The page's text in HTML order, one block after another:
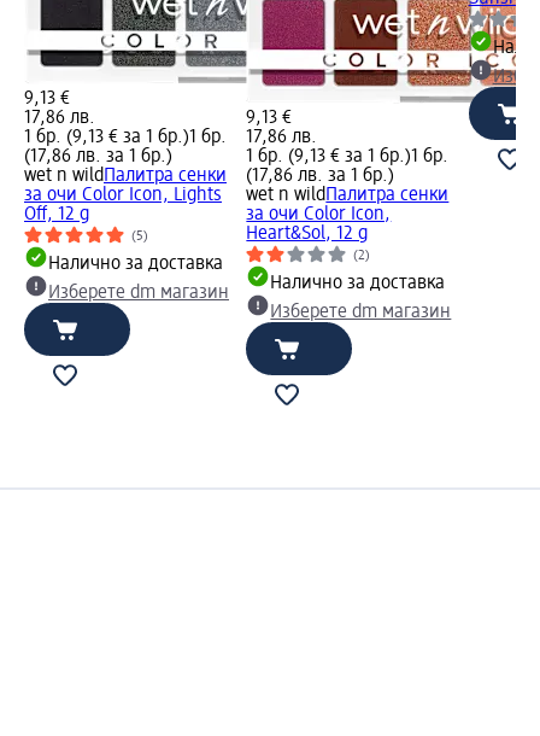
9,13 €
17,86 лв.
1 бр. (9,13 € за 1 бр.)1 бр.
(17,86 лв. за 1 бр.)
wet n wild Палитра сенки
за очи Color Icon, Lights
Off, 12 g
(5)
Налично за доставка
Изберете dm магазин
9,13 €
17,86 лв.
1 бр. (9,13 € за 1 бр.)1 бр.
(17,86 лв. за 1 бр.)
wet n wild Палитра сенки
за очи Color Icon,
Heart&Sol, 12 g
(2)
Налично за доставка
Изберете dm магазин